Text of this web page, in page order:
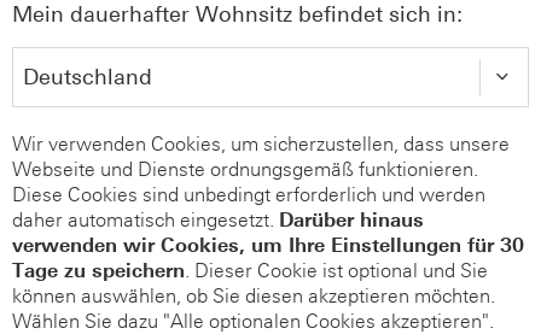
Mein dauerhafter Wohnsitz befindet sich in:
Wir verwenden Cookies, um sicherzustellen, dass unsere
Webseite und Dienste ordnungsgemäß funktionieren.
Diese Cookies sind unbedingt erforderlich und werden
daher automatisch eingesetzt. Darüber hinaus
verwenden wir Cookies, um Ihre Einstellungen für 30
Tage zu speichern. Dieser Cookie ist optional und Sie
können auswählen, ob Sie diesen akzeptieren möchten.
Wählen Sie dazu "Alle optionalen Cookies akzeptieren".